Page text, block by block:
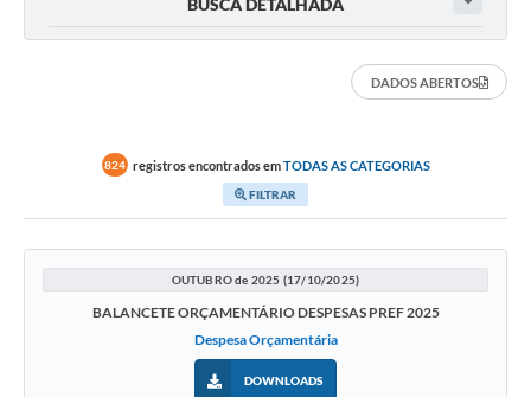
BUSCA DETALHADA
DADOS ABERTOS
824 registros encontrados emTODAS AS CATEGORIAS
FILTRAR
OUTUBRO de 2025 (17/10/2025)
BALANCETE ORÇAMENTÁRIO DESPESAS PREF 2025
Despesa Orçamentária
DOWNLOADS